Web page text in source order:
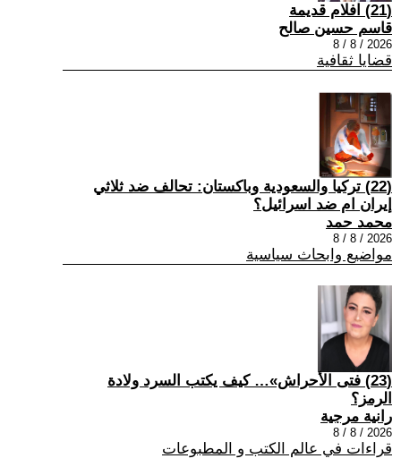
(21) افلام قديمة
قاسم حسين صالح
2026 / 8 / 8
قضايا ثقافية
(22) تركيا والسعودية وباكستان: تحالف ضد ثلاثي
إيران ام ضد اسرائيل؟
محمد حمد
2026 / 8 / 8
مواضيع وابحاث سياسية
(23) فتى الأحراش»… كيف يكتب السرد ولادة
الرمز؟
رانية مرجية
2026 / 8 / 8
قراءات في عالم الكتب و المطبوعات